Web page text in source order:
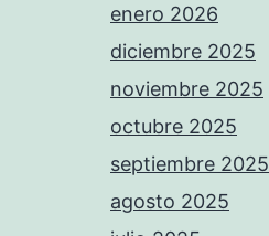
enero 2026
diciembre 2025
noviembre 2025
octubre 2025
septiembre 2025
agosto 2025